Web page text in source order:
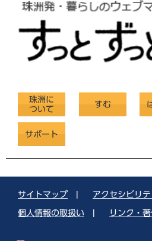
珠洲に
ついて
すむ
サポート
サイトマップ アクセシビリ
個人情報の取扱い リンク・